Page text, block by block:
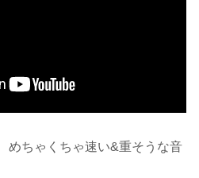
めちゃくちゃ速い&重そうな音